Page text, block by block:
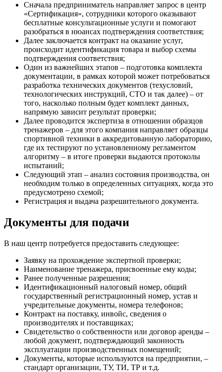
Сначала предприниматель направляет запрос в центр
«Сертификация», сотрудники которого оказывают
бесплатные консультационные услуги и помогают
разобраться в нюансах подтверждения соответствия;
Далее заключается контракт на оказание услуг,
происходит идентификация товара и выбор схемы
подтверждения соответствия;
Один из важнейших этапов – подготовка комплекта
документации, в рамках которой может потребоваться
разработка технических документов (техусловий,
технологических инструкций, СТО и так далее) – от
того, насколько полным будет комплект данных,
напрямую зависит результат проверки;
Далее проводится экспертиза в отношении образцов
тренажеров – для этого компания направляет образцы
спортивной техники в аккредитованную лабораторию,
где их тестируют по установленному регламентом
алгоритму – в итоге проверки выдаются протоколы
испытаний;
Следующий этап – анализ состояния производства, он
необходим только в определенных ситуациях, когда это
предусмотрено схемой;
Регистрация и выдача разрешительного документа.
Документы для подачи
В наш центр потребуется предоставить следующее:
Заявку на прохождение экспертной проверки;
Наименование тренажера, присвоенные ему коды;
Ранее полученные разрешения;
Идентификационный налоговый номер, общий
государственный регистрационный номер, устав и
учредительные документы, номера телефонов;
Контракт на поставку, инвойс, сведения о
производителях и поставщиках;
Свидетельство о собственности или договор аренды –
любой документ, подтверждающий законность
эксплуатации производственных помещений;
Документы, которые используются на предприятии, –
стандарт организации, ТУ, ТИ, ТР и т.д.